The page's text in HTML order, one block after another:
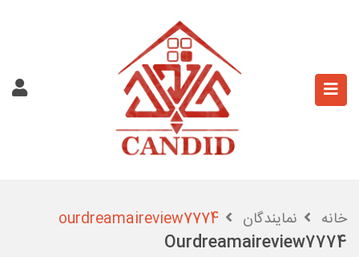
خانه نمایندگان ourdreamaireview7774
Ourdreamaireview7774